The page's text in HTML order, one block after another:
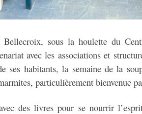
sous la houlette du
avec les associations et
ses habitants, la semaine de la
particulièrement bienvenue
des livres pour se nourrir